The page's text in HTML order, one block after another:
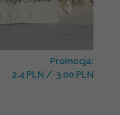
Promocja:
2.4 PLN / 3.00 PLN